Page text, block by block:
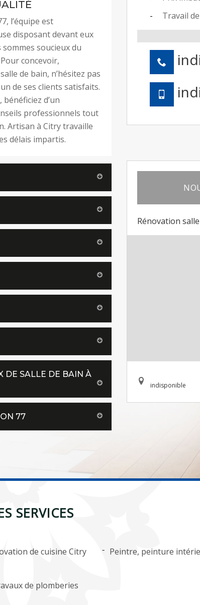
l’équipe est
disposant devant eux
soucieux du
concevoir,
de bain, n’hésitez pas
de ses clients satisfaits.
d’un
professionnels tout
Artisan à Citry travaille
délais impartis.
DE SALLE DE BAIN À
77
Travail
Rénovation
indisponible
SERVICES
de cuisine Citry
de plomberies
Peintre, peinture